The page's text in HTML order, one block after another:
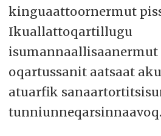
kinguaattoornermut
Ikuallattoqartillugu
oqartussanit aatsaat
atuarfik
tunniunneqarsinnaavoq.